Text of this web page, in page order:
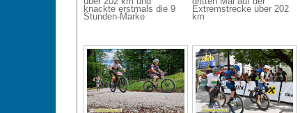
knackte erstmals die 9
Stunden-Marke
Extremstrecke über 202
km